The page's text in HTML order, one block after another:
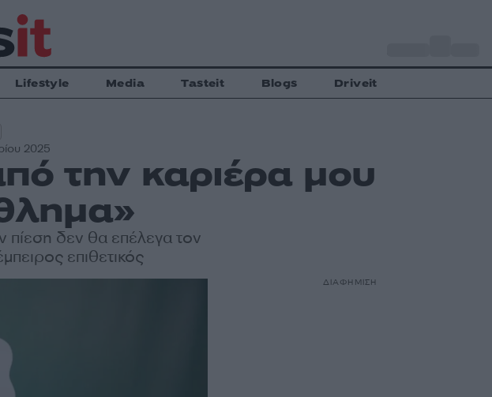
Lifestyle Media Tasteit Blogs Driveit
2025
την καριέρα μου
πίεση δεν θα επέλεγα τον
επιθετικός
ΔΙΑΦΗΜΙΣΗ